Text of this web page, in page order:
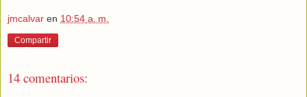
jmcalvar en 10:54 a. m.
Compartir
14 comentarios: